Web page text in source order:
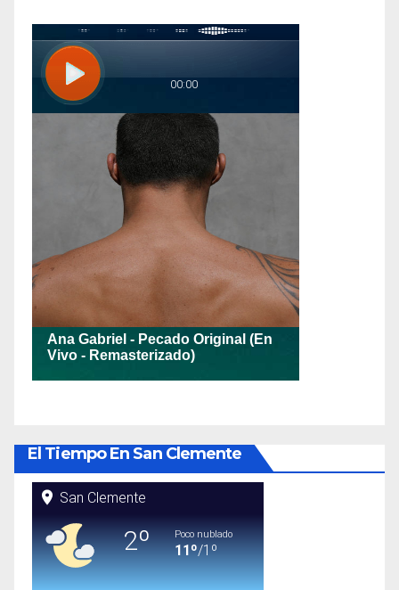
El Tiempo En San Clemente